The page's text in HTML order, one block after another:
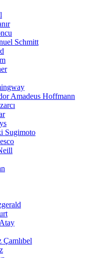
Schmitt
Amadeus Hoffmann
Sugimoto